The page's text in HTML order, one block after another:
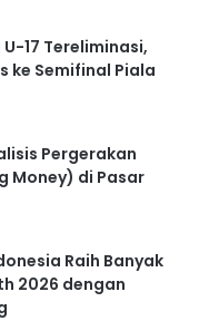
17 Tereliminasi,
ke Semifinal Piala
Pergerakan
Money) di Pasar
Raih Banyak
2026 dengan